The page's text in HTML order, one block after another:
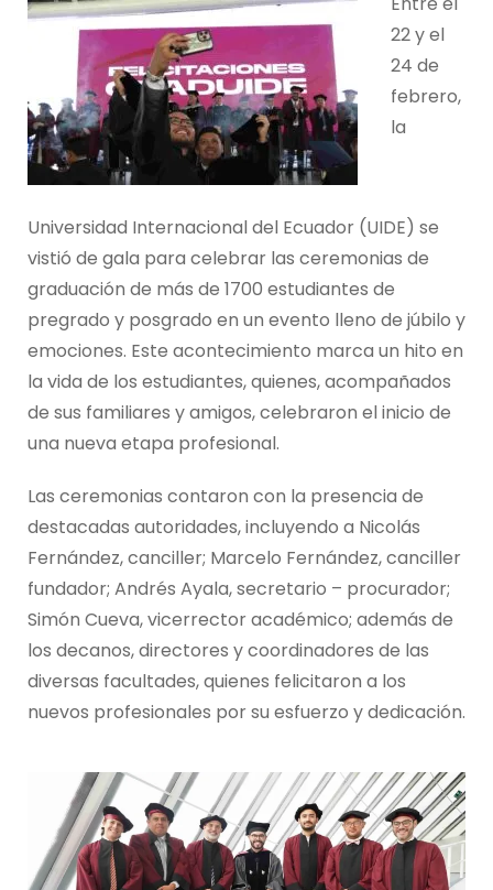
22 y el
24 de
febrero,
la
Universidad Internacional del Ecuador (UIDE) se
vistió de gala para celebrar las ceremonias de
graduación de más de 1700 estudiantes de
pregrado y posgrado en un evento lleno de júbilo y
emociones. Este acontecimiento marca un hito en
la vida de los estudiantes, quienes, acompañados
de sus familiares y amigos, celebraron el inicio de
una nueva etapa profesional.
Las ceremonias contaron con la presencia de
destacadas autoridades, incluyendo a Nicolás
Fernández, canciller; Marcelo Fernández, canciller
fundador; Andrés Ayala, secretario – procurador;
Simón Cueva, vicerrector académico; además de
los decanos, directores y coordinadores de las
diversas facultades, quienes felicitaron a los
nuevos profesionales por su esfuerzo y dedicación.